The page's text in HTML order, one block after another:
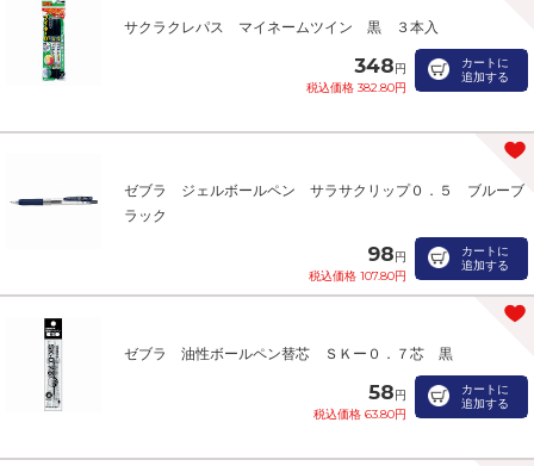
サクラクレパス マイネームツイン 黒 ３本入
348円
税込価格 382.80円
カートに
追加する
ゼブラ ジェルボールペン サラサクリップ０．５ ブルーブ
ラック
98円
税込価格 107.80円
カートに
追加する
ゼブラ 油性ボールペン替芯 ＳＫー０．７芯 黒
58円
税込価格 63.80円
カートに
追加する